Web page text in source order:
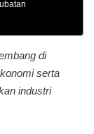
di
serta
industri